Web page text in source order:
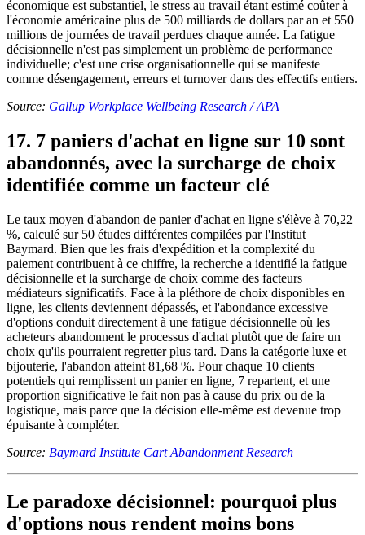
économique est substantiel, le stress au travail étant estimé coûter à
l'économie américaine plus de 500 milliards de dollars par an et 550
millions de journées de travail perdues chaque année. La fatigue
décisionnelle n'est pas simplement un problème de performance
individuelle; c'est une crise organisationnelle qui se manifeste
comme désengagement, erreurs et turnover dans des effectifs entiers.
Source: Gallup Workplace Wellbeing Research / APA
17. 7 paniers d'achat en ligne sur 10 sont
abandonnés, avec la surcharge de choix
identifiée comme un facteur clé
Le taux moyen d'abandon de panier d'achat en ligne s'élève à 70,22
%, calculé sur 50 études différentes compilées par l'Institut
Baymard. Bien que les frais d'expédition et la complexité du
paiement contribuent à ce chiffre, la recherche a identifié la fatigue
décisionnelle et la surcharge de choix comme des facteurs
médiateurs significatifs. Face à la pléthore de choix disponibles en
ligne, les clients deviennent dépassés, et l'abondance excessive
d'options conduit directement à une fatigue décisionnelle où les
acheteurs abandonnent le processus d'achat plutôt que de faire un
choix qu'ils pourraient regretter plus tard. Dans la catégorie luxe et
bijouterie, l'abandon atteint 81,68 %. Pour chaque 10 clients
potentiels qui remplissent un panier en ligne, 7 repartent, et une
proportion significative le fait non pas à cause du prix ou de la
logistique, mais parce que la décision elle-même est devenue trop
épuisante à compléter.
Source: Baymard Institute Cart Abandonment Research
Le paradoxe décisionnel: pourquoi plus
d'options nous rendent moins bons